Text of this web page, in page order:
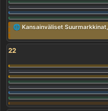
🌐 Kansainväliset Suurmarkkinat,
22